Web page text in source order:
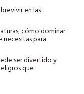
en las
cómo dominar
para
ser divertido y
que